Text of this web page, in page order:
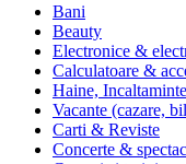
Bani
Beauty
Electronice &
Calculatoare &
Haine,
Vacante (cazare,
Carti & Reviste
Concerte &